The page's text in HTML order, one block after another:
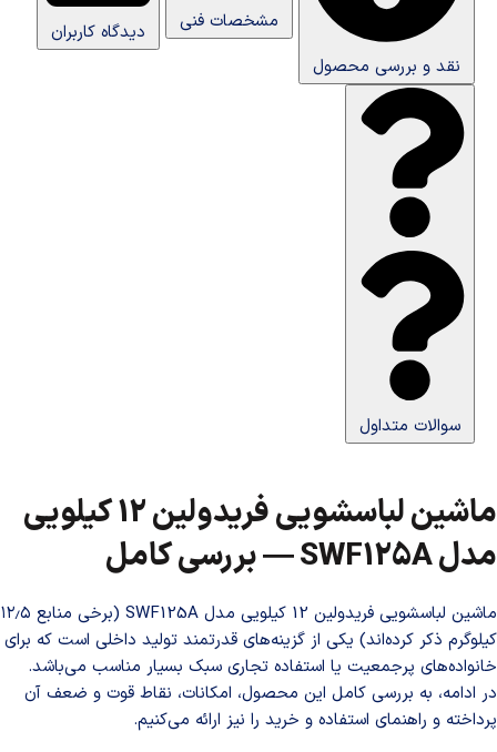
نقد و بررسی محصول
مشخصات فنی دیدگاه کاربران
سوالات متداول
ماشین لباسشویی فریدولین 12 کیلویی
مدل SWF125A — بررسی کامل
ماشین لباسشویی فریدولین 12 کیلویی مدل SWF125A (برخی منابع ۱۲٫۵
کیلوگرم ذکر کرده‌اند) یکی از گزینه‌های قدرتمند تولید داخلی است که برای
خانواده‌های پرجمعیت یا استفاده تجاری سبک بسیار مناسب می‌باشد.
در ادامه، به بررسی کامل این محصول، امکانات، نقاط قوت و ضعف آن
پرداخته و راهنمای استفاده و خرید را نیز ارائه می‌کنیم.